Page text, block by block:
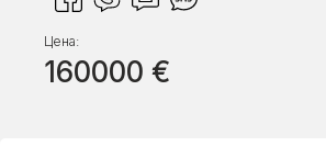
Цена:
160000 €